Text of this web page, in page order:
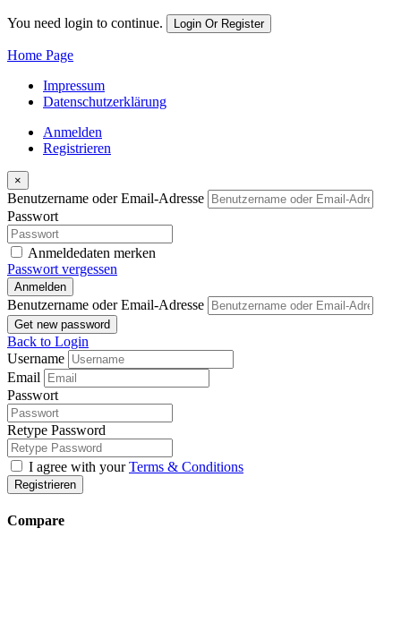
You need login to continue. Login Or Register
Home Page
Impressum
Datenschutzerklärung
Anmelden
Registrieren
×
Benutzername oder Email-Adresse
Passwort
Anmeldedaten merken
Passwort vergessen
Anmelden
Benutzername oder Email-Adresse
Get new password
Back to Login
Username
Email
Passwort
Retype Password
I agree with yourTerms & Conditions
Registrieren
Compare